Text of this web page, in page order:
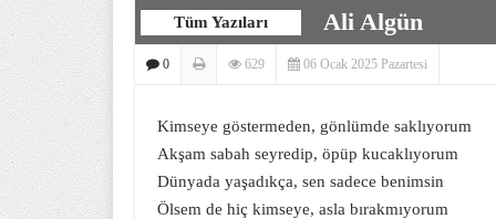
Ali Algün
Tüm Yazıları
0 629 06 Ocak 2025 Pazartesi
Kimseye göstermeden, gönlümde saklıyorum
Akşam sabah seyredip, öpüp kucaklıyorum
Dünyada yaşadıkça, sen sadece benimsin
Ölsem de hiç kimseye, asla bırakmıyorum